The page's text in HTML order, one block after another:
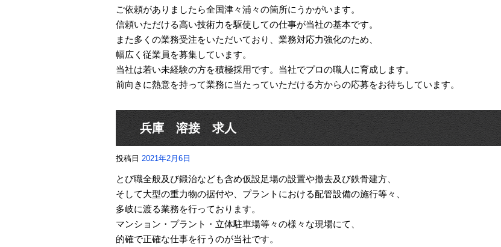
ご依頼がありましたら全国津々浦々の箇所にうかがいます。
信頼いただける高い技術力を駆使しての仕事が当社の基本です。
また多くの業務受注をいただいており、業務対応力強化のため、
幅広く従業員を募集しています。
当社は若い未経験の方を積極採用です。当社でプロの職人に育成します。
前向きに熱意を持って業務に当たっていただける方からの応募をお待ちしています。
兵庫 溶接 求人
投稿日 2021年2月6日
とび職全般及び鍛治なども含め仮設足場の設置や撤去及び鉄骨建方、
そして大型の重力物の据付や、プラントにおける配管設備の施行等々、
多岐に渡る業務を行っております。
マンション・プラント・立体駐車場等々の様々な現場にて、
的確で正確な仕事を行うのが当社です。